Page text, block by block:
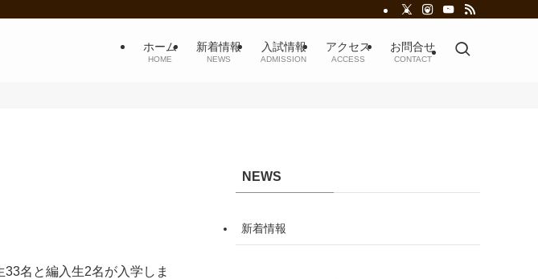
ホーム
HOME
新着情報
NEWS
入試情報
ADMISSION
アクセス
ACCESS
お問合せ
CONTACT
名と編入生2名が入学しま
NEWS
新着情報